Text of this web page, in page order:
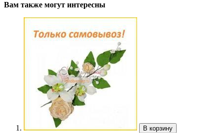
Вам также могут интересны
В корзину